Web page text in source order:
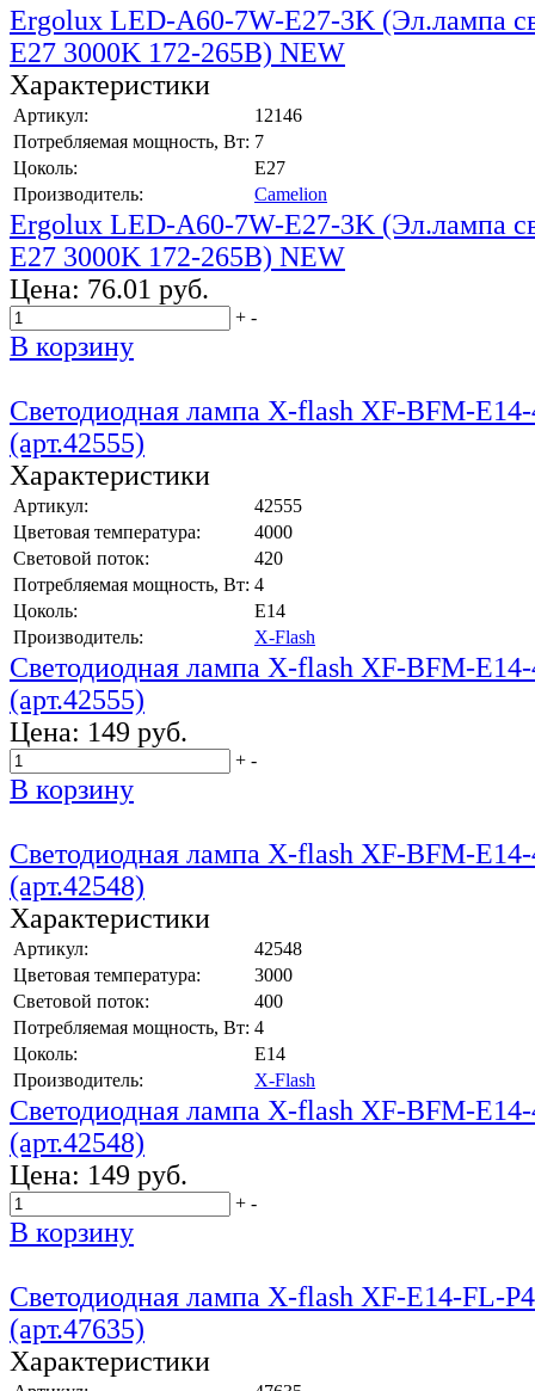
Ergolux LED-A60-7W-E27-3K (Эл.лампа
E27 3000K 172-265В) NEW
Характеристики
Артикул:
12146
Потребляемая мощность, Вт: 7
Цоколь:
E27
Производитель:
Camelion
Ergolux LED-A60-7W-E27-3K (Эл.лампа
E27 3000K 172-265В) NEW
Цена: 76.01 руб.
+ -
В корзину
Светодиодная лампа X-flash XF-BFM-
(арт.42555)
Характеристики
Артикул:
42555
Цветовая температура:
4000
Световой поток:
420
Потребляемая мощность, Вт: 4
Цоколь:
E14
Производитель:
X-Flash
Светодиодная лампа X-flash XF-BFM-
(арт.42555)
Цена: 149 руб.
+ -
В корзину
Светодиодная лампа X-flash XF-BFM-
(арт.42548)
Характеристики
Артикул:
42548
Цветовая температура:
3000
Световой поток:
400
Потребляемая мощность, Вт: 4
Цоколь:
E14
Производитель:
X-Flash
Светодиодная лампа X-flash XF-BFM-
(арт.42548)
Цена: 149 руб.
+ -
В корзину
Светодиодная лампа X-flash XF-E14-FL-
(арт.47635)
Характеристики